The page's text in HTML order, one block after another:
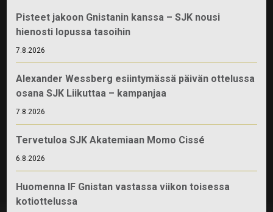
Pisteet jakoon Gnistanin kanssa – SJK nousi
hienosti lopussa tasoihin
7.8.2026
Alexander Wessberg esiintymässä päivän ottelussa
osana SJK Liikuttaa – kampanjaa
7.8.2026
Tervetuloa SJK Akatemiaan Momo Cissé
6.8.2026
Huomenna IF Gnistan vastassa viikon toisessa
kotiottelussa